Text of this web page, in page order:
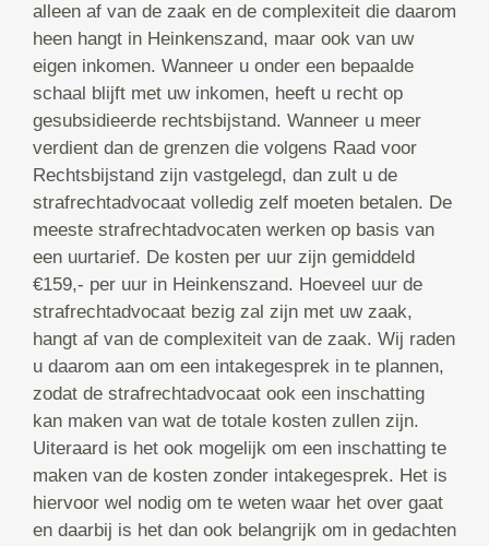
alleen af van de zaak en de complexiteit die daarom
heen hangt in Heinkenszand, maar ook van uw
eigen inkomen. Wanneer u onder een bepaalde
schaal blijft met uw inkomen, heeft u recht op
gesubsidieerde rechtsbijstand. Wanneer u meer
verdient dan de grenzen die volgens Raad voor
Rechtsbijstand zijn vastgelegd, dan zult u de
strafrechtadvocaat volledig zelf moeten betalen. De
meeste strafrechtadvocaten werken op basis van
een uurtarief. De kosten per uur zijn gemiddeld
€159,- per uur in Heinkenszand. Hoeveel uur de
strafrechtadvocaat bezig zal zijn met uw zaak,
hangt af van de complexiteit van de zaak. Wij raden
u daarom aan om een intakegesprek in te plannen,
zodat de strafrechtadvocaat ook een inschatting
kan maken van wat de totale kosten zullen zijn.
Uiteraard is het ook mogelijk om een inschatting te
maken van de kosten zonder intakegesprek. Het is
hiervoor wel nodig om te weten waar het over gaat
en daarbij is het dan ook belangrijk om in gedachten